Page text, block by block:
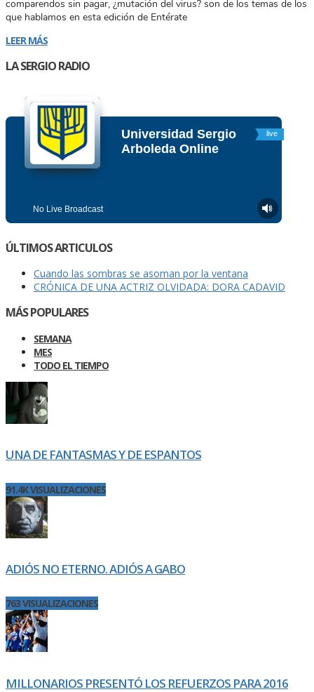
comparendos sin pagar, ¿mutación del virus? son de los temas de los
que hablamos en esta edición de Entérate
LEER MÁS
LA SERGIO RADIO
ÚLTIMOS ARTICULOS
Cuando las sombras se asoman por la ventana
CRÓNICA DE UNA ACTRIZ OLVIDADA: DORA CADAVID
MÁS POPULARES
SEMANA
MES
TODO EL TIEMPO
UNA DE FANTASMAS Y DE ESPANTOS
91.4K VISUALIZACIONES
ADIÓS NO ETERNO. ADIÓS A GABO
763 VISUALIZACIONES
MILLONARIOS PRESENTÓ LOS REFUERZOS PARA 2016